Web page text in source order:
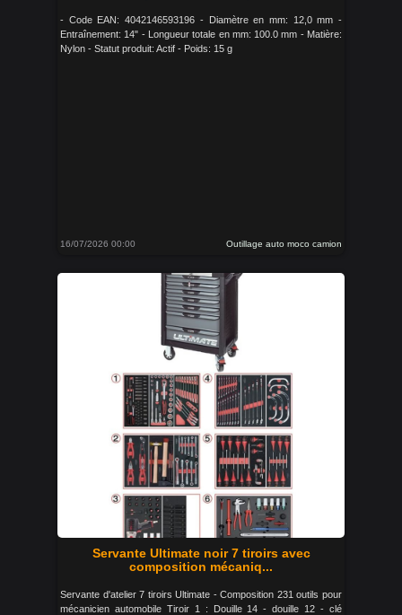
- Code EAN: 4042146593196 - Diamètre en mm: 12,0 mm -
Entraînement: 14" - Longueur totale en mm: 100.0 mm - Matière:
Nylon - Statut produit: Actif - Poids: 15 g
16/07/2026 00:00 Outillage auto moco camion
Servante Ultimate noir 7 tiroirs avec
composition mécaniq...
Servante d'atelier 7 tiroirs Ultimate - Composition 231 outils pour
mécanicien automobile Tiroir 1 : Douille 14 - douille 12 - clé